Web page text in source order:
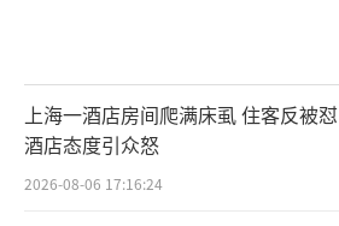
上海一酒店房间爬满床虱 住客反被怼
酒店态度引众怒
2026-08-06 17:16:24